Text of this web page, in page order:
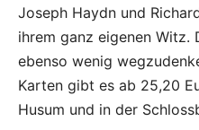
Joseph Haydn und
ihrem ganz eigenen Witz.
ebenso wenig
Karten gibt es ab 25,20
Husum und in der